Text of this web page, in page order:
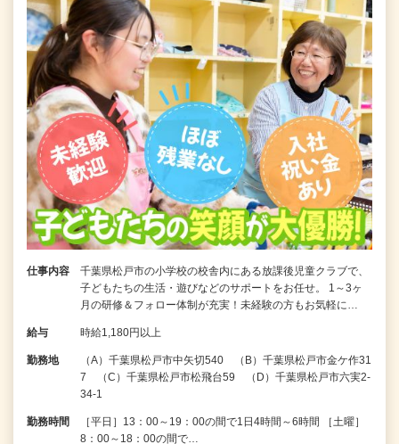
仕事内容
千葉県松戸市の小学校の校舎内にある放課後児童クラブで、
子どもたちの生活・遊びなどのサポートをお任せ。 1～3ヶ
月の研修＆フォロー体制が充実！未経験の方もお気軽に…
給与 時給1,180円以上
勤務地
（A）千葉県松戸市中矢切540 （B）千葉県松戸市金ケ作31
7 （C）千葉県松戸市松飛台59 （D）千葉県松戸市六実2-
34-1
勤務時間
［平日］13：00～19：00の間で1日4時間～6時間 ［土曜］
8：00～18：00の間で…